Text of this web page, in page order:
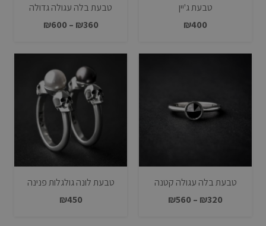
טבעת ג'יין
₪400
טבעת בלה עגולה גדולה
₪360
–
₪600
⁦₪360⁩
⁦₪600⁩
טבעת בלה עגולה קטנה
₪320
–
₪560
טבעת לונה גולגלות פנינה
₪450